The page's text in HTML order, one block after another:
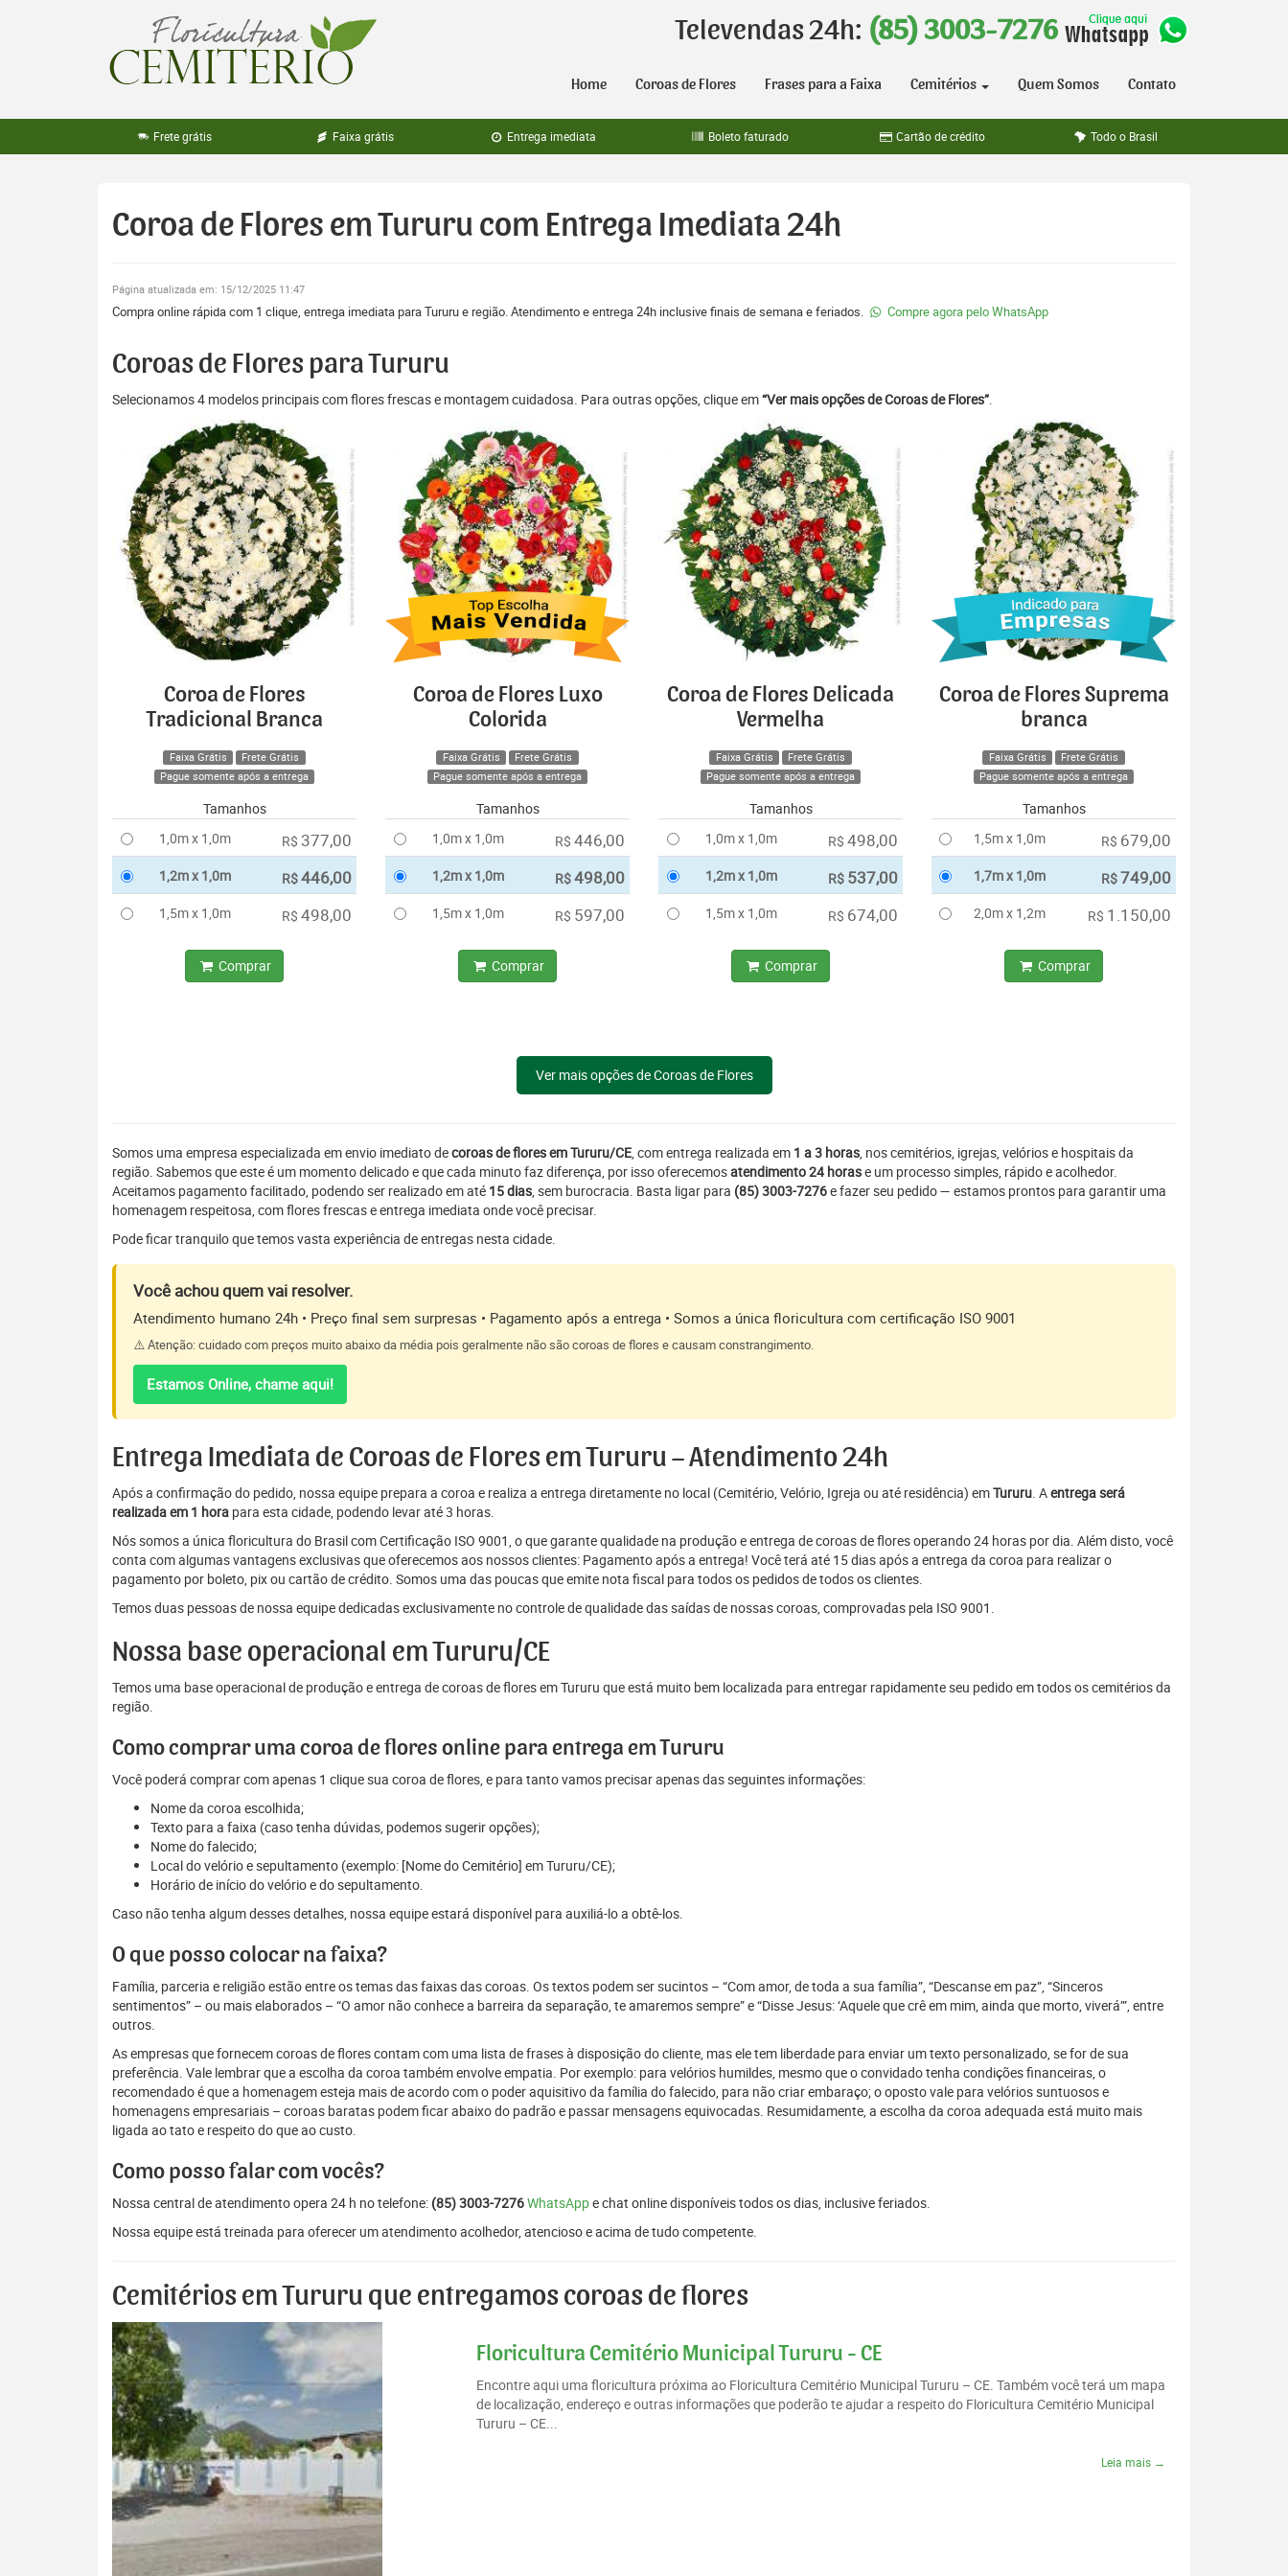
Televendas 24h: (85) 3003-7276
Home Coroas de Flores Frases para a Faixa Cemitérios Quem Somos Contato
Frete grátis Faixa grátis Entrega imediata Boleto faturado Cartão de crédito Todo o Brasil
Coroa de Flores em Tururu com Entrega Imediata 24h
Página atualizada em: 15/12/2025 11:47
Compra online rápida com 1 clique, entrega imediata para Tururu e região. Atendimento e entrega 24h inclusive finais de semana e feriados. Compre agora pelo WhatsApp
Coroas de Flores para Tururu
Selecionamos 4 modelos principais com flores frescas e montagem cuidadosa. Para outras opções, clique em“Ver mais opções de Coroas de Flores”.
Coroa de Flores
Tradicional Branca
Faixa Grátis
Frete Grátis
Pague somente após a entrega
Tamanhos
1,0m x 1,0m
R$ 377,00
1,2m x 1,0m R$446,00
1,5m x 1,0m R$ 498,00
Comprar
Coroa de Flores Luxo
Colorida
Faixa Grátis
Frete Grátis
Pague somente após a entrega
Tamanhos
1,0m x 1,0m
R$ 446,00
1,2m x 1,0m R$498,00
1,5m x 1,0m R$ 597,00
Comprar
Coroa de Flores Delicada
Vermelha
Faixa Grátis
Frete Grátis
Pague somente após a entrega
Tamanhos
1,0m x 1,0m
R$ 498,00
1,2m x 1,0m R$ 537,00
1,5m x 1,0m R$ 674,00
Comprar
Coroa de Flores Suprema
branca
Faixa Grátis
Frete Grátis
Pague somente após a entrega
Tamanhos
1,5m x 1,0m
R$ 679,00
1,7m x 1,0m R$749,00
2,0m x 1,2m R$ 1.150,00
Comprar
Ver mais opções de Coroas de Flores
Somos uma empresa especializada em envio imediato decoroas de flores em Tururu/CE, com entrega realizada em 1 a 3 horas, nos cemitérios, igrejas, velórios e hospitais da
região. Sabemos que este é um momento delicado e que cada minuto faz diferença, por isso oferecemosatendimento 24 horase um processo simples, rápido e acolhedor.
Aceitamos pagamento facilitado, podendo ser realizado em até 15 dias, sem burocracia. Basta ligar para (85) 3003-7276e fazer seu pedido — estamos prontos para garantir uma
homenagem respeitosa, com flores frescas e entrega imediata onde você precisar.
Pode ficar tranquilo que temos vasta experiência de entregas nesta cidade.
Você achou quem vai resolver.
Atendimento humano 24h • Preço final sem surpresas • Pagamento após a entrega • Somos a única floricultura com certificação ISO 9001
⚠️ Atenção: cuidado com preços muito abaixo da média pois geralmente não são coroas de flores e causam constrangimento.
Estamos Online, chame aqui!
Entrega Imediata de Coroas de Flores em Tururu – Atendimento 24h
Após a confirmação do pedido, nossa equipe prepara a coroa e realiza a entrega diretamente no local (Cemitério, Velório, Igreja ou até residência) emTururu. Aentrega será
realizada em 1 hora para esta cidade, podendo levar até 3 horas.
Nós somos a única floricultura do Brasil com Certificação ISO 9001, o que garante qualidade na produção e entrega de coroas de flores operando 24 horas por dia. Além disto, você
conta com algumas vantagens exclusivas que oferecemos aos nossos clientes: Pagamento após a entrega! Você terá até 15 dias após a entrega da coroa para realizar o
pagamento por boleto, pix ou cartão de crédito. Somos uma das poucas que emite nota fiscal para todos os pedidos de todos os clientes.
Temos duas pessoas de nossa equipe dedicadas exclusivamente no controle de qualidade das saídas de nossas coroas, comprovadas pela ISO 9001.
Nossa base operacional em Tururu/CE
Temos uma base operacional de produção e entrega de coroas de flores em Tururu que está muito bem localizada para entregar rapidamente seu pedido em todos os cemitérios da
região.
Como comprar uma coroa de flores online para entrega em Tururu
Você poderá comprar com apenas 1 clique sua coroa de flores, e para tanto vamos precisar apenas das seguintes informações:
Nome da coroa escolhida;
Texto para a faixa (caso tenha dúvidas, podemos sugerir opções);
Nome do falecido;
Local do velório e sepultamento (exemplo: [Nome do Cemitério] em Tururu/CE);
Horário de início do velório e do sepultamento.
Caso não tenha algum desses detalhes, nossa equipe estará disponível para auxiliá-lo a obtê-los.
O que posso colocar na faixa?
Família, parceria e religião estão entre os temas das faixas das coroas. Os textos podem ser sucintos – “Com amor, de toda a sua família”, “Descanse em paz”, “Sinceros
sentimentos” – ou mais elaborados – “O amor não conhece a barreira da separação, te amaremos sempre” e “Disse Jesus: ‘Aquele que crê em mim, ainda que morto, viverá’”, entre
outros.
As empresas que fornecem coroas de flores contam com uma lista de frases à disposição do cliente, mas ele tem liberdade para enviar um texto personalizado, se for de sua
preferência. Vale lembrar que a escolha da coroa também envolve empatia. Por exemplo: para velórios humildes, mesmo que o convidado tenha condições financeiras, o
recomendado é que a homenagem esteja mais de acordo com o poder aquisitivo da família do falecido, para não criar embaraço; o oposto vale para velórios suntuosos e
homenagens empresariais – coroas baratas podem ficar abaixo do padrão e passar mensagens equivocadas. Resumidamente, a escolha da coroa adequada está muito mais
ligada ao tato e respeito do que ao custo.
Como posso falar com vocês?
Nossa central de atendimento opera 24 h no telefone: (85) 3003-7276WhatsAppe chat online disponíveis todos os dias, inclusive feriados.
Nossa equipe está treinada para oferecer um atendimento acolhedor, atencioso e acima de tudo competente.
Cemitérios em Tururu que entregamos coroas de flores
Floricultura Cemitério Municipal Tururu - CE
Encontre aqui uma floricultura próxima ao Floricultura Cemitério Municipal Tururu – CE. Também você terá um mapa
de localização, endereço e outras informações que poderão te ajudar a respeito do Floricultura Cemitério Municipal
Tururu – CE...
Leia mais →